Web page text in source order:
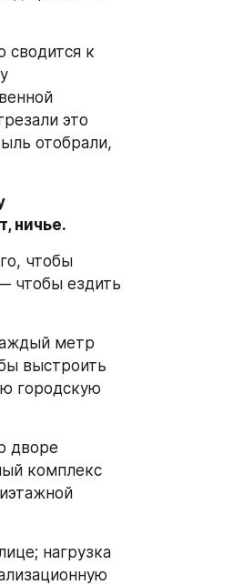
к
это
отобрали,
ничье.
чтобы
чтобы ездить
метр
выстроить
городскую
дворе
комплекс
нагрузка